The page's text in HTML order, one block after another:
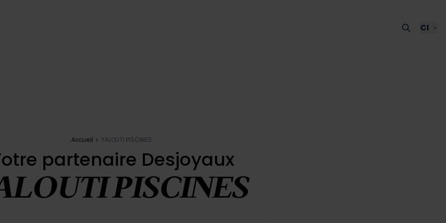
CI
Accueil YALOUTI PISCINES
partenaire Desjoyaux
PISCINES